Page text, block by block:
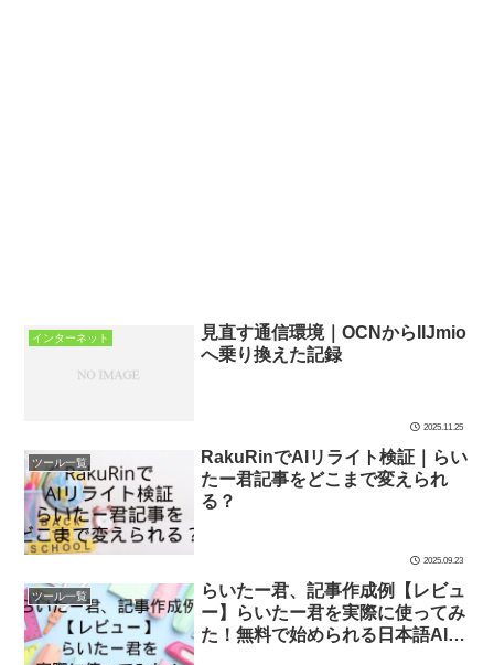
インターネット
見直す通信環境｜OCNからIIJmio
へ乗り換えた記録
2025.11.25
ツール一覧
RakuRinでAIリライト検証｜らい
たー君記事をどこまで変えられ
る？
2025.09.23
ツール一覧
らいたー君、記事作成例【レビュ
ー】らいたー君を実際に使ってみ
た！無料で始められる日本語AIラ